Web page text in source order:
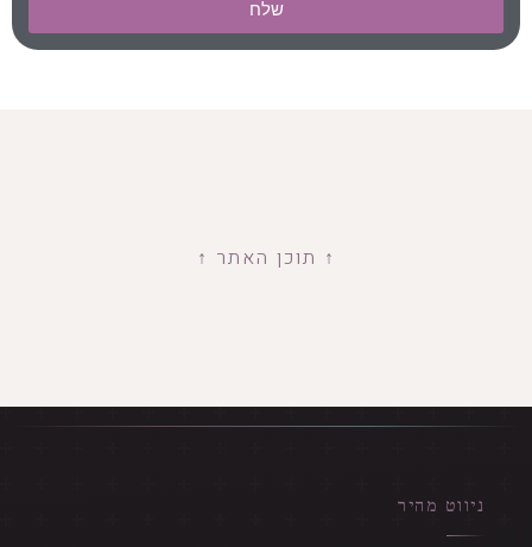
שלח
↑ תוכן האתר ↑
ניווט מהיר